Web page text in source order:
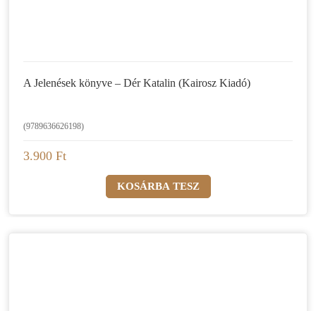
A Jelenések könyve – Dér Katalin (Kairosz Kiadó)
(9789636626198)
3.900 Ft